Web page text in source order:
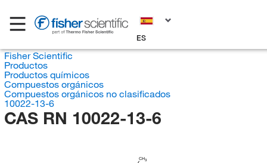
ES
Fisher Scientific
Productos
Productos químicos
Compuestos orgánicos
Compuestos orgánicos no clasificados
10022-13-6
CAS RN 10022-13-6
CH3